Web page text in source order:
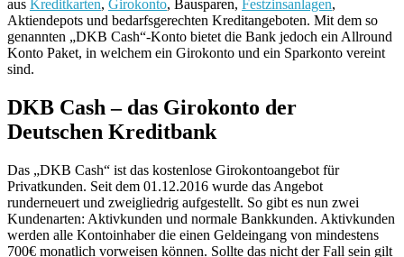
aus Kreditkarten, Girokonto, Bausparen, Festzinsanlagen,
Aktiendepots und bedarfsgerechten Kreditangeboten. Mit dem so
genannten „DKB Cash“-Konto bietet die Bank jedoch ein Allround
Konto Paket, in welchem ein Girokonto und ein Sparkonto vereint
sind.
DKB Cash – das Girokonto der
Deutschen Kreditbank
Das „DKB Cash“ ist das kostenlose Girokontoangebot für
Privatkunden. Seit dem 01.12.2016 wurde das Angebot
runderneuert und zweigliedrig aufgestellt. So gibt es nun zwei
Kundenarten: Aktivkunden und normale Bankkunden. Aktivkunden
werden alle Kontoinhaber die einen Geldeingang von mindestens
700€ monatlich vorweisen können. Sollte das nicht der Fall sein gilt